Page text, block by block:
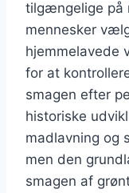
tilgængelige på
mennesker
hjemmelavede
for at
smagen efter
historiske
madlavning og
men den
smagen af